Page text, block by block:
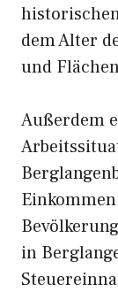
dem Alter
und
Außerdem
in